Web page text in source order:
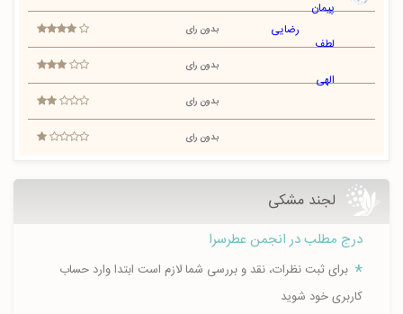
بدون رای
بدون رای
بدون رای
بدون رای
لجند مشکی
درج مطلب در انجمن عطرسرا
برای ثبت نظرات، نقد و بررسی شما لازم است ابتدا وارد حساب
کاربری خود شوید